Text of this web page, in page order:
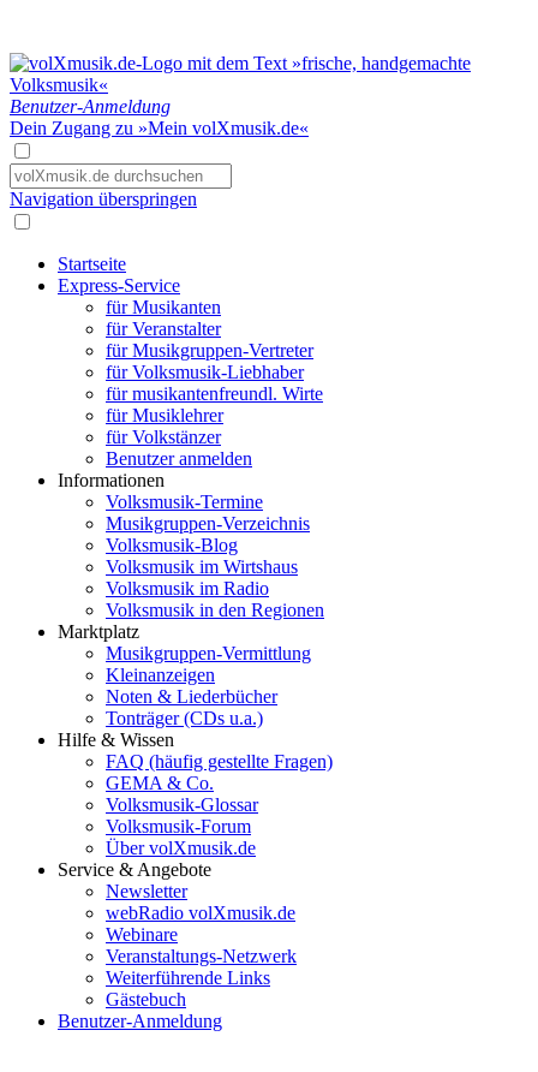
Benutzer-Anmeldung
Dein Zugang zu »Mein volXmusik.de«
Navigation überspringen
Startseite
Express-Service
für Musikanten
für Veranstalter
für Musikgruppen-Vertreter
für Volksmusik-Liebhaber
für musikantenfreundl. Wirte
für Musiklehrer
für Volkstänzer
Benutzer anmelden
Informationen
Volksmusik-Termine
Musikgruppen-Verzeichnis
Volksmusik-Blog
Volksmusik im Wirtshaus
Volksmusik im Radio
Volksmusik in den Regionen
Marktplatz
Musikgruppen-Vermittlung
Kleinanzeigen
Noten & Liederbücher
Tonträger (CDs u.a.)
Hilfe & Wissen
FAQ (häufig gestellte Fragen)
GEMA & Co.
Volksmusik-Glossar
Volksmusik-Forum
Über volXmusik.de
Service & Angebote
Newsletter
webRadio volXmusik.de
Webinare
Veranstaltungs-Netzwerk
Weiterführende Links
Gästebuch
Benutzer-Anmeldung